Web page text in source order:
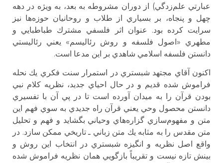
عبارتي علم‌زدگي) از دوران مشروطه به بعد، به ويژه در دهه
چهل و پنجاه،‌ بر بسياري از طلاب و روحانيان حوزه‌ها نيز
سرايت كرده بود. عنوان اثر فلسفي مشترك طباطبايي و
مطهري «اصول فلسفه و روش رئاليسم» يعني رئاليستي
دانستن فلسفه اسلامي شاهدي بر اين مدعا است.
اكنون آقاي مجتهد شبستري در استمرار سنت فكري يك نحله
فراموش شده قديم و در حال احياي جديد، نظريه كلام نبي
بودن قرآن را به ميدان آورده است تا در پي آن با تفسيري
دانستن محصول وحي يعني قرآن راه جديدي به سوي فهم اين
متن و مفهوم‌سازي‌ گزاره‌هاي وحياني بگشايد و فهم و تحليل
متن مقدس را به مثابه يك متن زباني ـ تاريخي ممكن سازد. در
واقع اصل نظريه و انگيزه شبستري در انتخاب اين روش و
بينش تازه نيست و تقريباً بازگويي همان نظريه فراموش شده